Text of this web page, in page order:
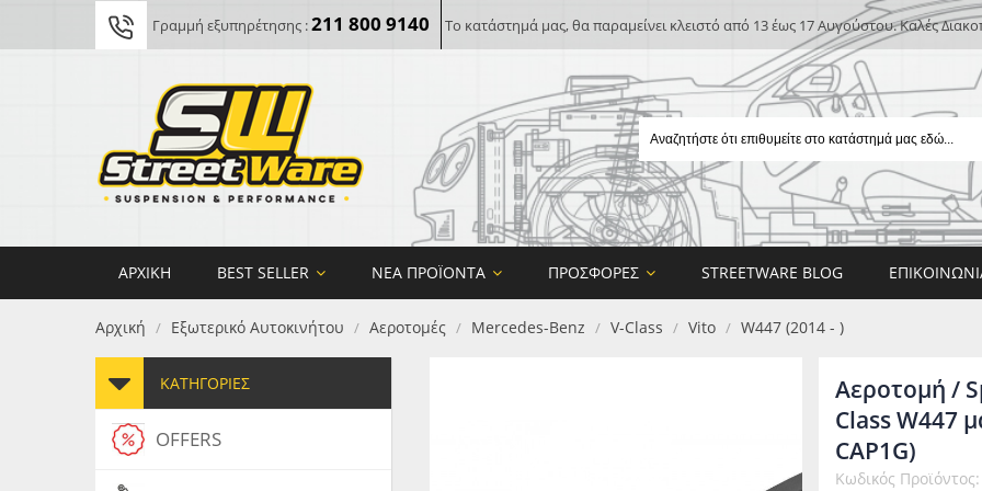
Γραμμή εξυπηρέτησης :211 800 9140 Το κατάστημά μας, θα παραμείνει κλειστό από 13 έως 17 Αυγούστου. Καλές
ΑΡΧΙΚΉ BEST SELLER ΝΈΑ ΠΡΟΪΌΝΤΑ ΠΡΟΣΦΟΡΈΣ STREETWARE BLOG
Αρχική / Εξωτερικό Αυτοκινήτου / Αεροτομές / Mercedes-Benz / V-Class / Vito / W447 (2014 - )
ΚΑΤΗΓΟΡΊΕΣ
OFFERS
Αεροτομή /
Class W447
CAP1G)
Κωδικός